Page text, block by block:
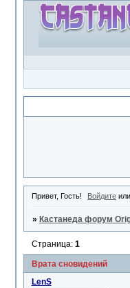
Привет, Гость! Войдите
» Кастанеда форум
Врата сновидений
Страница: 1
LenS